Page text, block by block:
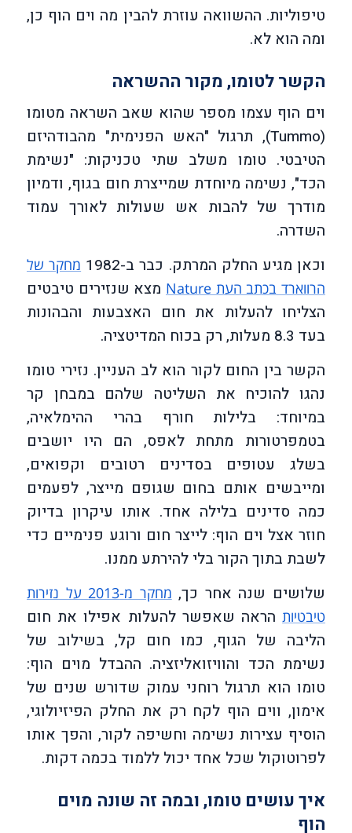
טיפוליות. ההשוואה עוזרת להבין מה וים הוף כן,
ומה הוא לא.
הקשר לטומו, מקור ההשראה
וים הוף עצמו מספר שהוא שאב השראה מטומו
(Tummo), תרגול "האש הפנימית" מהבודהיזם
הטיבטי. טומו משלב שתי טכניקות: "נשימת
הכד", נשימה מיוחדת שמייצרת חום בגוף, ודמיון
מודרך של להבות אש שעולות לאורך עמוד
השדרה.
וכאן מגיע החלק המרתק. כבר ב-1982
מחקר של
הרווארד בכתב העת Nature
מצא שנזירים טיבטים
הצליחו להעלות את חום האצבעות והבהונות
בעד 8.3 מעלות, רק בכוח המדיטציה.
הקשר בין החום לקור הוא לב העניין. נזירי טומו
נהגו להוכיח את השליטה שלהם במבחן קר
במיוחד: בלילות חורף בהרי ההימלאיה,
בטמפרטורות מתחת לאפס, הם היו יושבים
בשלג עטופים בסדינים רטובים וקפואים,
ומייבשים אותם בחום שגופם מייצר, לפעמים
כמה סדינים בלילה אחד. אותו עיקרון בדיוק
חוזר אצל וים הוף: לייצר חום ורוגע פנימיים כדי
לשבת בתוך הקור בלי להירתע ממנו.
שלושים שנה אחר כך,
מחקר מ-2013 על נזירות
טיבטיות הראה שאפשר להעלות אפילו את חום
הליבה של הגוף, כמו חום קל, בשילוב של
נשימת הכד והוויזואליזציה. ההבדל מוים הוף:
טומו הוא תרגול רוחני עמוק שדורש שנים של
אימון, ווים הוף לקח רק את החלק הפיזיולוגי,
הוסיף עצירות נשימה וחשיפה לקור, והפך אותו
לפרוטוקול שכל אחד יכול ללמוד בכמה דקות.
איך עושים טומו, ובמה זה שונה מוים
הוף